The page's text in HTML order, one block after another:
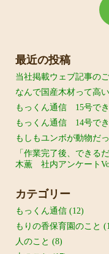
最近の投稿
当社掲載ウェブ記事の
なんで国産木材って高
もっくん通信 15号でき
もっくん通信 14号でき
もしもユンボが動物だ
「作業完了後、できる
木薫 社内アンケート
カテゴリー
もっくん通信 (12)
もりの香保育園のこと
人のこと (8)